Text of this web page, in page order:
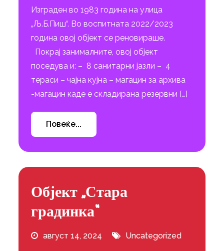
Изграден во 1983 година на улица
„Љ.Б.Пиш“. Во воспитната 2022/2023
година овој објект се реновираше.
Покрај занималните, овој објект
поседува и: – 8 санитарни јазли – 4
тераси – чајна кујна – магацин за архива
-магацин каде е складирана резервни […]
Повеќе...
Објект „Стара
градинка“
август 14, 2024 Uncategorized